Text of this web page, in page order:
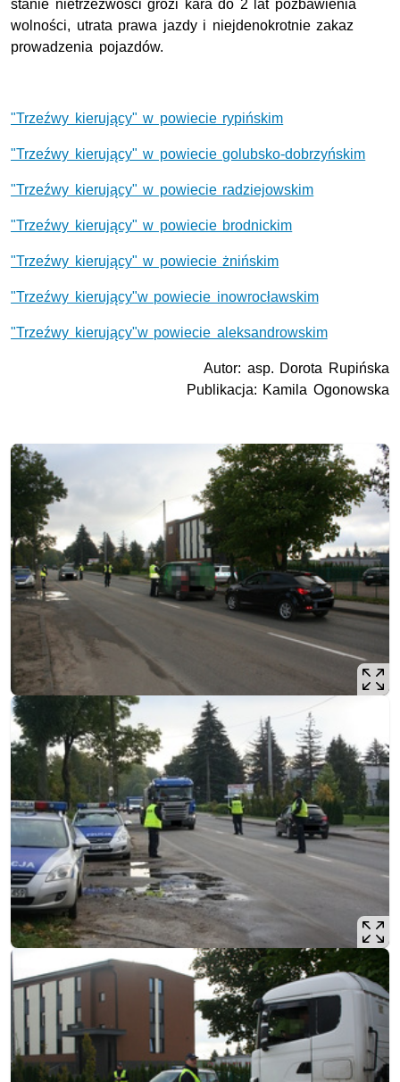
stanie nietrzeźwości grozi kara do 2 lat pozbawienia
wolności, utrata prawa jazdy i niejdenokrotnie zakaz
prowadzenia pojazdów.
"Trzeźwy kierujący" w powiecie rypińskim
"Trzeźwy kierujący" w powiecie golubsko-dobrzyńskim
"Trzeźwy kierujący" w powiecie radziejowskim
"Trzeźwy kierujący" w powiecie brodnickim
"Trzeźwy kierujący" w powiecie żnińskim
"Trzeźwy kierujący"w powiecie inowrocławskim
"Trzeźwy kierujący"w powiecie aleksandrowskim
Autor: asp. Dorota Rupińska
Publikacja: Kamila Ogonowska